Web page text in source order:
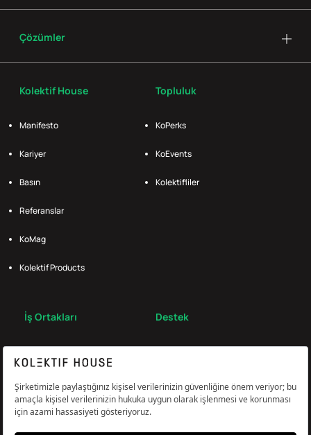
Kolektif House
Manifesto
Kariyer
Basın
Referanslar
KoMag
Kolektif Products
Topluluk
KoPerks
KoEvents
Kolektifliler
İş Ortakları Destek
Çözümler